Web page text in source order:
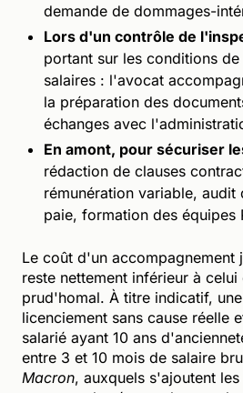
demande de dommages-
Lors d'un contrôle de
portant sur les conditions
salaires : l'avocat
la préparation des
échanges avec
En amont, pour sécuriser
rédaction de clauses
rémunération variable, audit
paie, formation des équipes
Le coût d'un accompagnement
reste nettement inférieur à
prud'homal. À titre indicatif,
licenciement sans cause réelle
salarié ayant 10 ans
entre 3 et 10 mois de salaire
Macron, auxquels s'ajoutent